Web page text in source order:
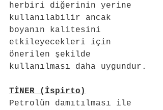
herbiri diğerinin yerine
kullanılabilir ancak
boyanın kalitesini
etkileyecekleri için
önerilen şekilde
kullanılması daha uygundur.
TİNER (İspirto)
Petrolün damıtılması ile